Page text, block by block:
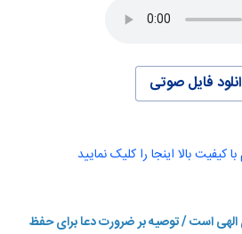
فایل صوتی
کیفیت بالا اینجا را کلیک نمایید
الهی است / توصیه بر ضرورت دعا برای حفظ